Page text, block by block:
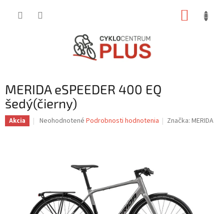
MERIDA eSPEEDER 400 EQ
šedý(čierny)
Akcia
Priemerné
Neohodnotené Podrobnosti hodnotenia Značka:MERIDA